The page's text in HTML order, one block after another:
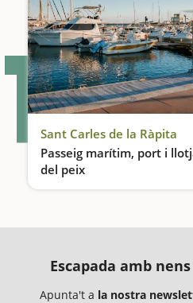
1Sant Carles de la Ràpita
Passeig marítim, port i
del peix
Ambient mariner
Escapada amb
Apunta't a la nostra